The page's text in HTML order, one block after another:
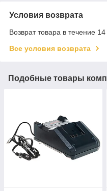
Условия возврата
Возврат товара в течение
Все условия возврата
Подобные товары